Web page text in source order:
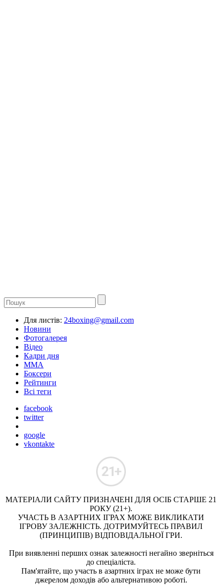
Для листів: 24boxing@gmail.com
Новини
Фотогалерея
Відео
Кадри дня
ММА
Боксери
Рейтинги
Всі теги
facebook
twitter
google
vkontakte
МАТЕРІАЛИ САЙТУ ПРИЗНАЧЕНІ ДЛЯ ОСІБ СТАРШЕ 21
РОКУ (21+).
УЧАСТЬ В АЗАРТНИХ ІГРАХ МОЖЕ ВИКЛИКАТИ
ІГРОВУ ЗАЛЕЖНІСТЬ. ДОТРИМУЙТЕСЬ ПРАВИЛ
(ПРИНЦИПІВ) ВІДПОВІДАЛЬНОЇ ГРИ.
При виявленні перших ознак залежності негайно зверніться
до спеціаліста.
Пам'ятайте, що участь в азартних іграх не може бути
джерелом доходів або альтернативою роботі.